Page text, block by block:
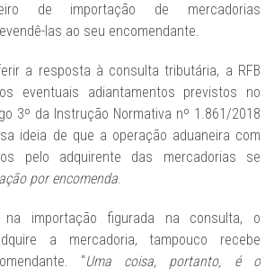
de importação de mercadorias
las ao seu encomendante.
a resposta à consulta tributária, a RFB
eventuais adiantamentos previstos no
3º da Instrução Normativa nº 1.861/2018
ideia de que a operação aduaneira com
pelo adquirente das mercadorias se
por encomenda.
importação figurada na consulta, o
a mercadoria, tampouco recebe
“Uma coisa, portanto, é o